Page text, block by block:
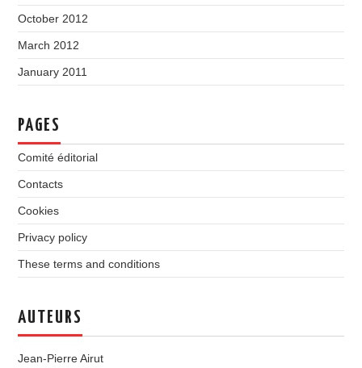
October 2012
March 2012
January 2011
PAGES
Comité éditorial
Contacts
Cookies
Privacy policy
These terms and conditions
AUTEURS
Jean-Pierre Airut